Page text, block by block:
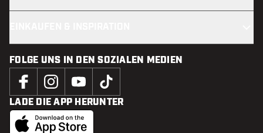
FOLGE UNS IN DEN SOZIALEN MEDIEN
LADE DIE APP HERUNTER